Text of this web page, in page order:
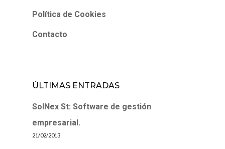
Política de Cookies
Contacto
ÚLTIMAS ENTRADAS
SolNex St: Software de gestión
empresarial.
21/02/2013